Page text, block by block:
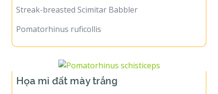
Streak-breasted Scimitar Babbler
Pomatorhinus ruficollis
Họa mi đất mày trắng